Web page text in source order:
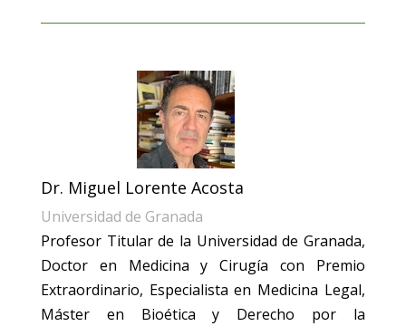
Dr. Miguel Lorente Acosta
Universidad de Granada
Profesor Titular de la Universidad de Granada,
Doctor en Medicina y Cirugía con Premio
Extraordinario, Especialista en Medicina Legal,
Máster en Bioética y Derecho por la